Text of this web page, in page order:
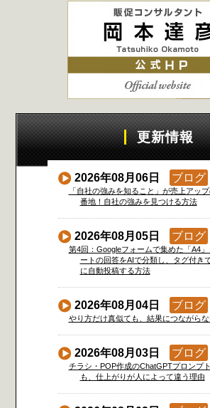
更新情報
2026年08月06日 ブログ
「自社の強みを知ること」が売上アッ
番地！自社の強みを見つける方法
2026年08月05日 ブログ
第4回：Googleフォームで集めた「A4
ートの回答をAIで分類し、タグ付き
に自動投稿する方法
2026年08月04日 ブログ
やり方だけ真似ても、結果につながら
2026年08月03日 ブログ
チラシ・POP作成のChatGPTプロンプ
も、仕上がりが人によって違う理由